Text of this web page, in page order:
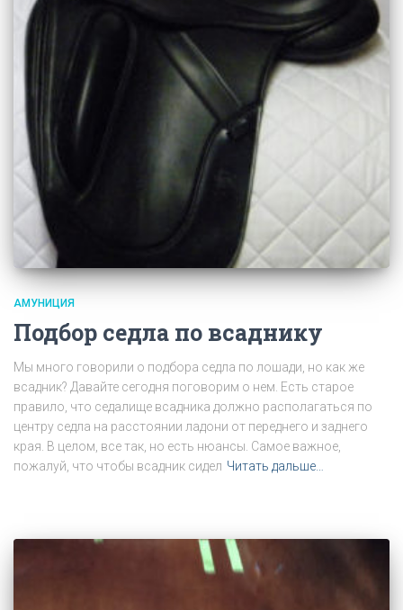
АМУНИЦИЯ
Подбор седла по всаднику
Мы много говорили о подбора седла по лошади, но как же
всадник? Давайте сегодня поговорим о нем. Есть старое
правило, что седалище всадника должно располагаться по
центру седла на расстоянии ладони от переднего и заднего
края. В целом, все так, но есть нюансы. Самое важное,
пожалуй, что чтобы всадник сидел Читать дальше…